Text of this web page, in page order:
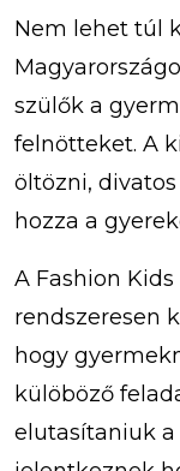
Nem lehet túl
szülők a
felnötteket. A
öltözni,
hozza a
A Fashion
rendszeresen
hogy
külöböző
elutasítaniuk a